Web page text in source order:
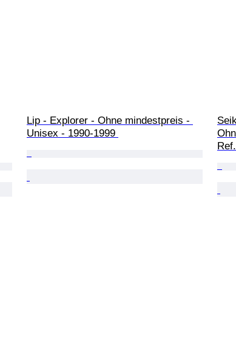
Lip - Explorer - Ohne mindestpreis -
Unisex - 1990-1999